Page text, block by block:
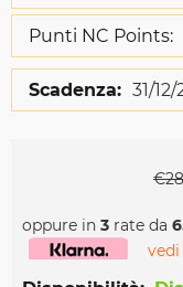
Punti NC Points:
Scadenza: 31/
€
oppure in 3 rate da
vedi